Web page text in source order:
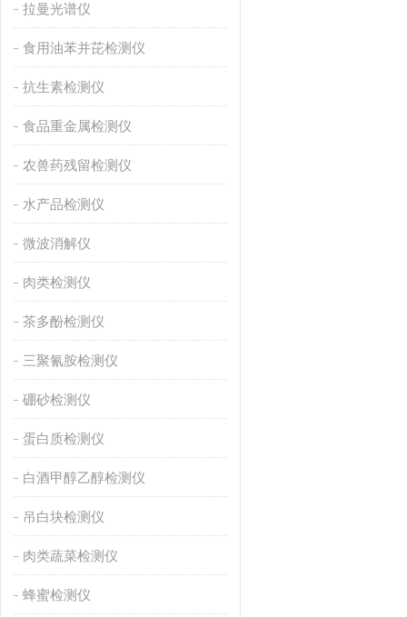
拉曼光谱仪
食用油苯并芘检测仪
抗生素检测仪
食品重金属检测仪
农兽药残留检测仪
水产品检测仪
微波消解仪
肉类检测仪
茶多酚检测仪
三聚氰胺检测仪
硼砂检测仪
蛋白质检测仪
白酒甲醇乙醇检测仪
吊白块检测仪
肉类蔬菜检测仪
蜂蜜检测仪